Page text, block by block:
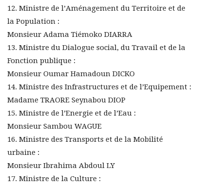
12. Ministre de l’Aménagement du Territoire et de
la Population :
Monsieur Adama Tiémoko DIARRA
13. Ministre du Dialogue social, du Travail et de la
Fonction publique :
Monsieur Oumar Hamadoun DICKO
14. Ministre des Infrastructures et de l’Equipement :
Madame TRAORE Seynabou DIOP
15. Ministre de l’Energie et de l’Eau :
Monsieur Sambou WAGUE
16. Ministre des Transports et de la Mobilité
urbaine :
Monsieur Ibrahima Abdoul LY
17. Ministre de la Culture :